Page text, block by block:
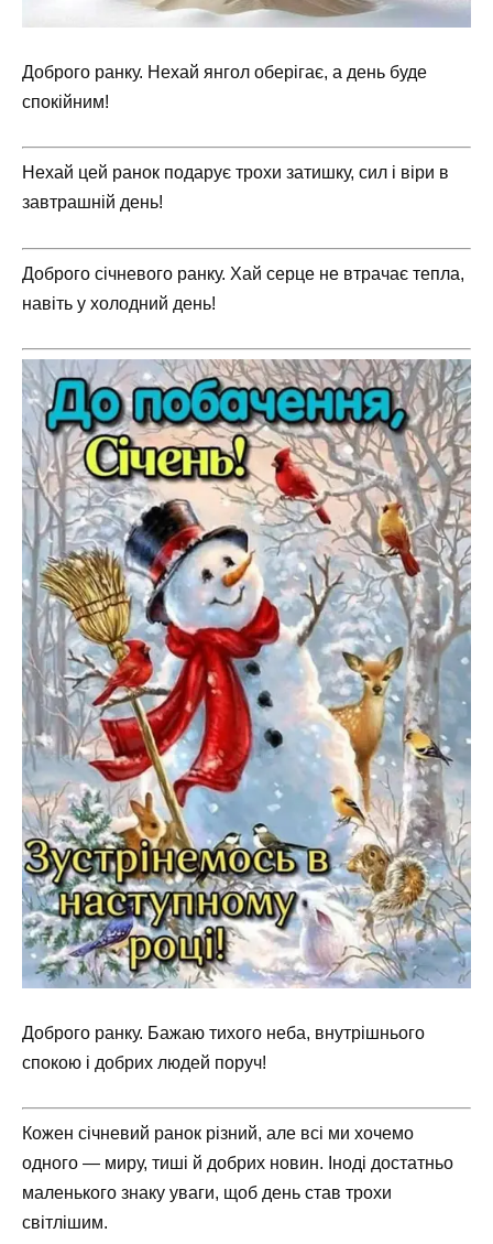
Доброго ранку. Нехай янгол оберігає, а день буде
спокійним!
Нехай цей ранок подарує трохи затишку, сил і віри в
завтрашній день!
Доброго січневого ранку. Хай серце не втрачає тепла,
навіть у холодний день!
Доброго ранку. Бажаю тихого неба, внутрішнього
спокою і добрих людей поруч!
Кожен січневий ранок різний, але всі ми хочемо
одного — миру, тиші й добрих новин. Іноді достатньо
маленького знаку уваги, щоб день став трохи
світлішим.